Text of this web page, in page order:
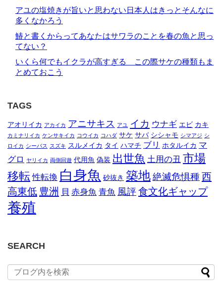
アユの塩焼きが旨いと思わない日本人はきっとそんなに
多くなかろう
鰆と書くからってあなたはサワラのことを春の魚と思っ
てない？
いくら何でもイクラが高すぎる この際サケの種類もま
とめておこう
TAGS
アオリイカ アカイカ アニサキス アユ イカ ウナギ エビ カキ
カミナリイカ ケンサキイカ コウイカ コハダ サケ サバ シシャモ シマアジ シ
ロイカ シーバス スズキ スルメイカ タイ ハマチ ブリ ホタルイカ マ
グロ ヤリイカ 両側回遊 代用魚 偽装 出世魚 土用の丑 市場
移転 性転換 白身魚 砂抜き 築地絶滅危惧種西
高東低 豊洲 貝 赤身魚 青魚 風評食文化ギャップ
養殖
SEARCH